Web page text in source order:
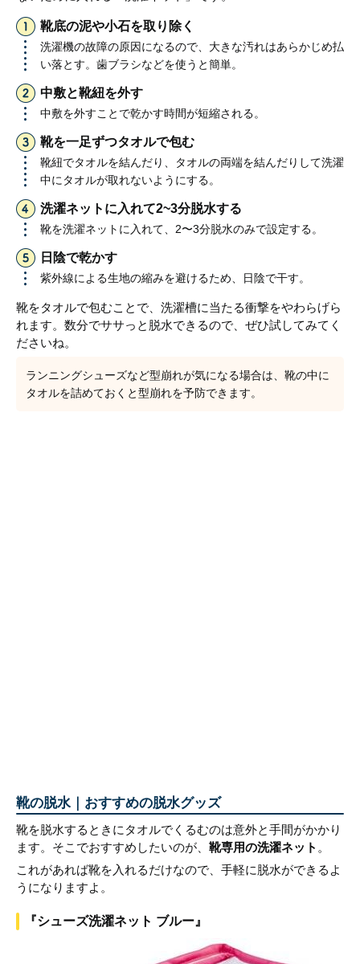
靴底の泥や小石を取り除く
洗濯機の故障の原因になるので、大きな汚れはあらかじめ払
い落とす。歯ブラシなどを使うと簡単。
中敷と靴紐を外す
中敷を外すことで乾かす時間が短縮される。
靴を一足ずつタオルで包む
靴紐でタオルを結んだり、タオルの両端を結んだりして洗濯
中にタオルが取れないようにする。
洗濯ネットに入れて2~3分脱水する
靴を洗濯ネットに入れて、2〜3分脱水のみで設定する。
日陰で乾かす
紫外線による生地の縮みを避けるため、日陰で干す。
靴をタオルで包むことで、洗濯槽に当たる衝撃をやわらげら
れます。数分でササっと脱水できるので、ぜひ試してみてく
ださいね。
ランニングシューズなど型崩れが気になる場合は、靴の中に
タオルを詰めておくと型崩れを予防できます。
靴の脱水｜おすすめの脱水グッズ
靴を脱水するときにタオルでくるむのは意外と手間がかかり
ます。そこでおすすめしたいのが、 靴専用の洗濯ネット 。
これがあれば靴を入れるだけなので、手軽に脱水ができるよ
うになりますよ。
『シューズ洗濯ネット ブルー』